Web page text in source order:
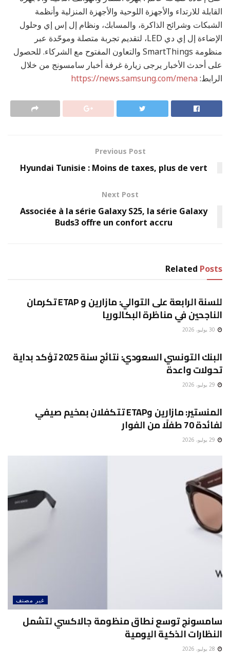
القابلة للارتداء والأجهزة اللوحية والأجهزة المنزلية وأنظمة
الشبكات وشرائح الذاكرة، والمسابك، ونظام إل إس إي وحلول
الإضاءة إل إي دي LED، لتقديم تجربة متصلة وموحّدة عبر
منظومة SmartThings والتعاون المفتوح مع الشركاء. للحصول
على أحدث الأخبار يرجى زيارة غرفة أخبار سامسونج من خلال
الرابط:https://news.samsung.com/mena
Previous Post
Hyundai Tunisie : Moins de taxes, plus de vert
Next Post
Associée à la série Galaxy S25, la série Galaxy
Buds3 offre un confort accru
Related Posts
للسنة الرابعة على التوالي: مازارين و ETAP تكرمان
الناجحين في مناظرة البكالوريا
30 يوليو، 2026
البنك التونسي السعودي: نتائج سنة 2025 تؤكد بداية
تحولات واعدة
29 يوليو، 2026
المنستير: مازارين وETAP تتكفلان بمخيم صيفي
لفائدة 70 طفلًا من الفوار
29 يوليو، 2026
غير مصنف
سامسونج توسع نطاق منظومة جالاكسي لتشمل
النظارات الذكية اليومية
28 يوليو، 2026